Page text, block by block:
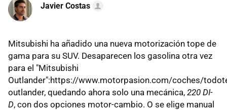
Javier Costas
Mitsubishi ha añadido una nueva motorización tope de
gama para su SUV. Desaparecen los gasolina otra vez
para el "Mitsubishi
Outlander":https://www.motorpasion.com/coches/
outlander, quedando ahora solo una mecánica, 220 DI-
D, con dos opciones motor-cambio. O se elige manual